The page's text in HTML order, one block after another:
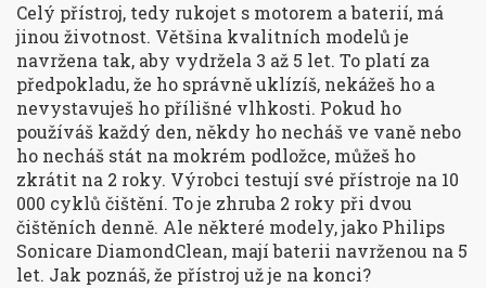
Celý přístroj, tedy rukojet s motorem a baterií, má
jinou životnost. Většina kvalitních modelů je
navržena tak, aby vydržela 3 až 5 let. To platí za
předpokladu, že ho správně uklízíš, nekážeš ho a
nevystavuješ ho přílišné vlhkosti. Pokud ho
používáš každý den, někdy ho necháš ve vaně nebo
ho necháš stát na mokrém podložce, můžeš ho
zkrátit na 2 roky. Výrobci testují své přístroje na 10
000 cyklů čištění. To je zhruba 2 roky při dvou
čištěních denně. Ale některé modely, jako Philips
Sonicare DiamondClean, mají baterii navrženou na 5
let. Jak poznáš, že přístroj už je na konci?